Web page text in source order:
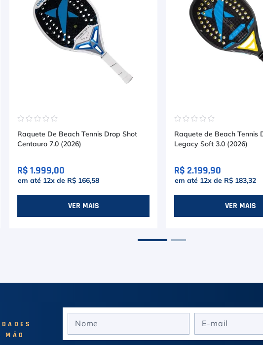
☆☆☆☆☆
Raquete De Beach Tennis Drop Shot
Centauro 7.0 (2026)
R$ 1.999,00
em até 12x de R$ 166,58
VER MAIS
☆☆☆☆☆
Raquete de Beach Tennis
Legacy Soft 3.0 (2026)
R$ 2.199,90
em até 12x de R$ 183,32
VER MAIS
MÃO